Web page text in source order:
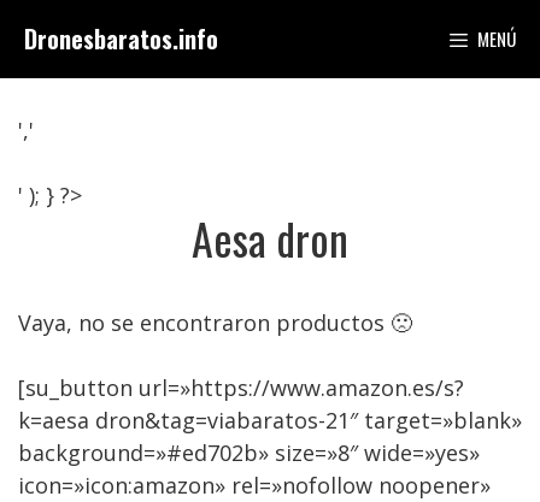
contenido
Dronesbaratos.info MENÚ
','
' ); } ?>
Aesa dron
Vaya, no se encontraron productos 🙁
[su_button url=»https://www.amazon.es/s?
k=aesa dron&tag=viabaratos-21″ target=»blank»
background=»#ed702b» size=»8″ wide=»yes»
icon=»icon:amazon» rel=»nofollow noopener»